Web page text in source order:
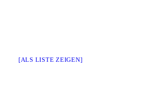
[ALS LISTE ZEIGEN]